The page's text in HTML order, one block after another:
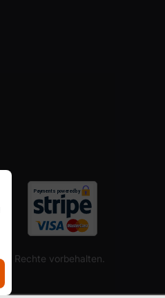
Rechte vorbehalten.